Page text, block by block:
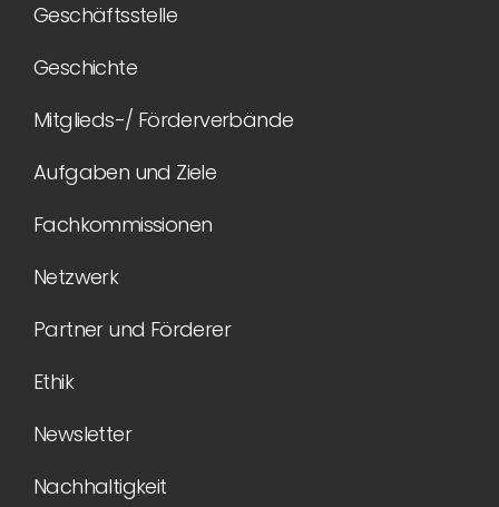
Geschäftsstelle
Geschichte
Mitglieds-/ Förderverbände
Aufgaben und Ziele
Fachkommissionen
Netzwerk
Partner und Förderer
Ethik
Newsletter
Nachhaltigkeit